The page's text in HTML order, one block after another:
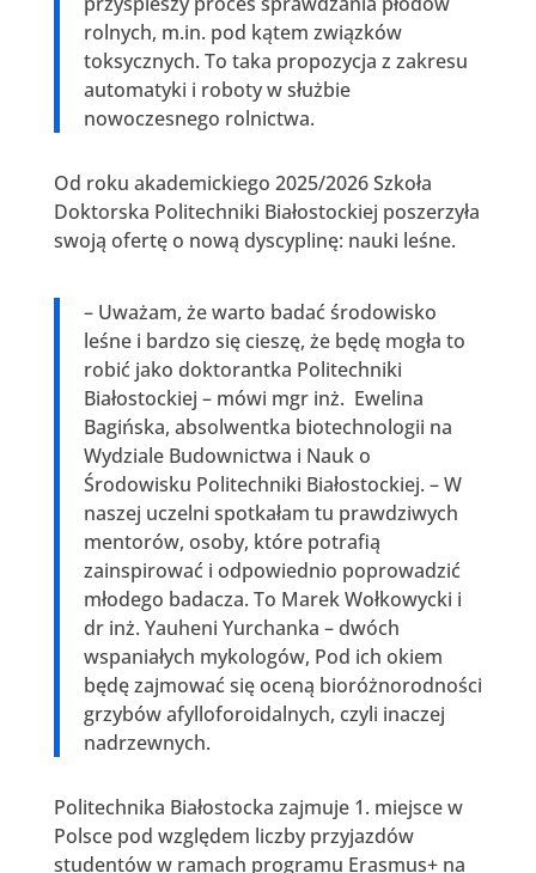
rolnych, m.in. pod kątem związków
toksycznych. To taka propozycja z zakresu
automatyki i roboty w służbie
nowoczesnego rolnictwa.
Od roku akademickiego 2025/2026 Szkoła
Doktorska Politechniki Białostockiej poszerzyła
swoją ofertę o nową dyscyplinę: nauki leśne.
– Uważam, że warto badać środowisko
leśne i bardzo się cieszę, że będę mogła to
robić jako doktorantka Politechniki
Białostockiej – mówi mgr inż. Ewelina
Bagińska, absolwentka biotechnologii na
Wydziale Budownictwa i Nauk o
Środowisku Politechniki Białostockiej. – W
naszej uczelni spotkałam tu prawdziwych
mentorów, osoby, które potrafią
zainspirować i odpowiednio poprowadzić
młodego badacza. To Marek Wołkowycki i
dr inż. Yauheni Yurchanka – dwóch
wspaniałych mykologów, Pod ich okiem
będę zajmować się oceną bioróżnorodności
grzybów afylloforoidalnych, czyli inaczej
nadrzewnych.
Politechnika Białostocka zajmuje 1. miejsce w
Polsce pod względem liczby przyjazdów
studentów w ramach programu Erasmus+ na